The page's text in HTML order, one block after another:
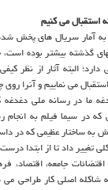
استقبال می کنیم
گذشته بیشتر بوده
البته آثار از نظر
می نماییم و آنرا
ما در رسانه ملی
در سیما فیلم به انجام
به ساختار عظیمی که در
تغییر داد تا از ابتدا
اقتضائات جامعه،
که شاکله اصلی کار طراحی